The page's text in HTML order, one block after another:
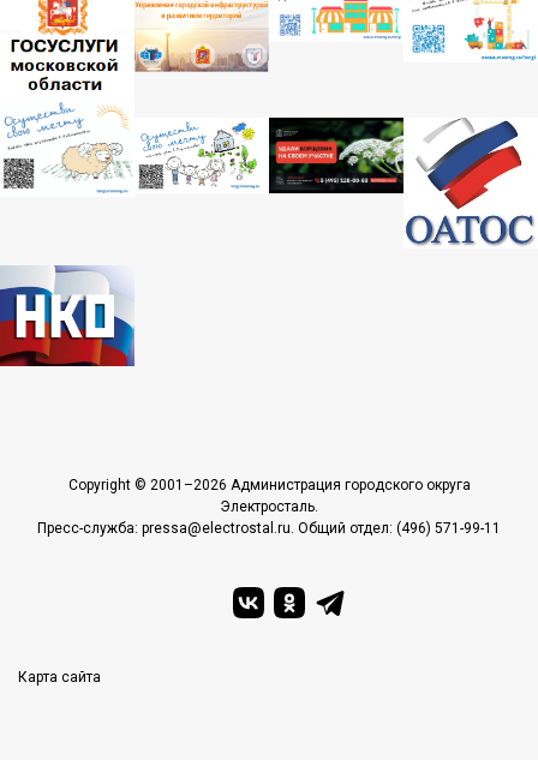
Copyright © 2001–2026 Администрация городского округа
Электросталь.
Пресс-служба: pressa@electrostal.ru. Общий отдел: (496) 571-99-11
Карта сайта